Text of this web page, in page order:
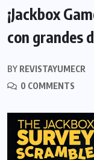
¡Jackbox
con grandes
BY REVISTAYUMECR
0 COMMENTS